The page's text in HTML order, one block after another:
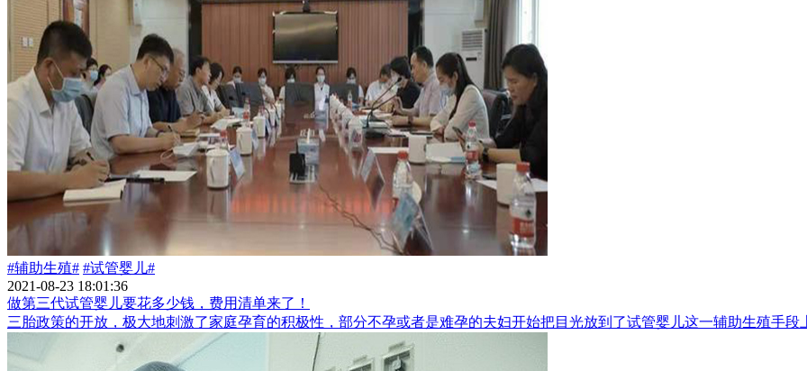
#辅助生殖# #试管婴儿#
2021-08-23 18:01:36
做第三代试管婴儿要花多少钱，费用清单来了！
三胎政策的开放，极大地刺激了家庭孕育的积极性，部分不孕或者是难孕的夫妇开始把目光放到了试管婴儿这一辅助生殖手段